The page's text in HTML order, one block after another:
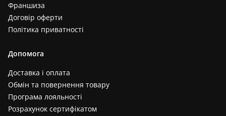
Франшиза
Договір оферти
Політика приватності
Допомога
Доставка і оплата
Обмін та повернення товару
Програма лояльності
Розрахунок сертифікатом